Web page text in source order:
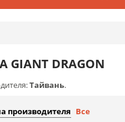
DRAGON
Тайвань.
производителя Все